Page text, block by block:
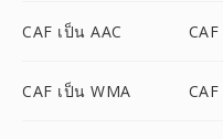
CAF เป็น AAC
CAF เป็น WMA